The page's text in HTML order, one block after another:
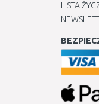
LISTA